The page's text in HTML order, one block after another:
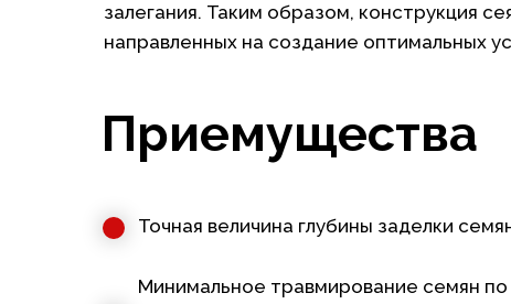
залегания. Таким образом, конструкция
направленных на создание оптимальных
Приемущества
Точная величина глубины заделки
Минимальное травмирование семян по